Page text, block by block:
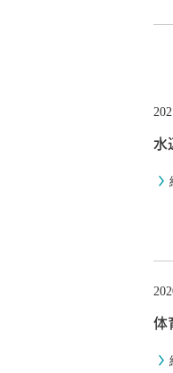
水
体